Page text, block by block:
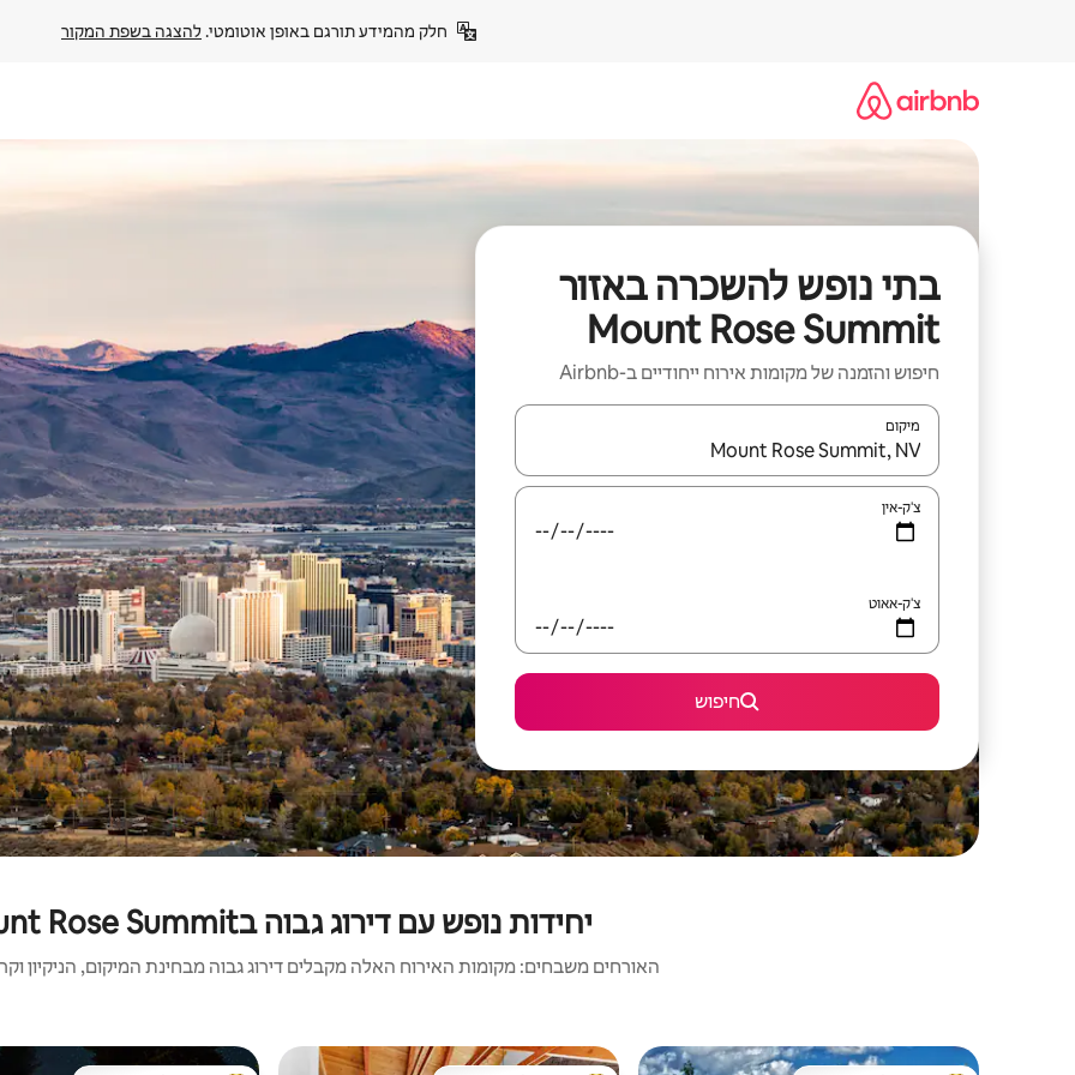
חלק מהמידע תורגם באופן אוטומטי. להצגה בשפת המקור
בתי נופש להשכרה באזור
Mount Rose Summit
חיפוש והזמנה של מקומות אירוח ייחודיים ב-Airbnb
מיקום
כאשר התוצאות יהיו זמינות, יש לנווט עם מקשי החיצים למעלה ולמטה או לעיין בעזרת תנועות מגע או החלקה.
צ'ק-אין
צ'ק-אאוט
חיפוש
יחידות נופש עם דירוג גבוה בMount Rose Summit
האורחים משבחים: מקומות האירוח האלה מקבלים דירוג גבוה מבחינת המיקום, הניקיון